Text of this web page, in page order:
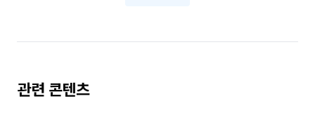
관련 콘텐츠